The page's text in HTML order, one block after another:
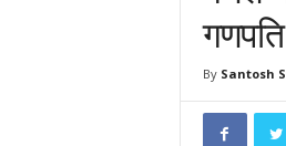
गणपति
By Santosh